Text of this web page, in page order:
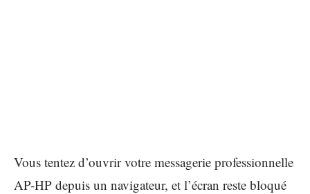
Vous tentez d’ouvrir votre messagerie professionnelle
AP-HP depuis un navigateur, et l’écran reste bloqué